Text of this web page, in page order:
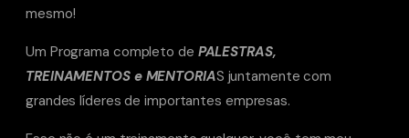
mesmo!
Um Programa completo de PALESTRAS,
TREINAMENTOS e MENTORIAS juntamente com
grandes líderes de importantes empresas.